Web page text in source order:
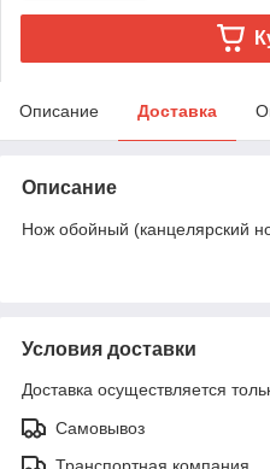
Описание Доставка
Описание
Нож обойный (канцелярский
Условия доставки
Доставка осуществляется
Самовывоз
Транспортная компания